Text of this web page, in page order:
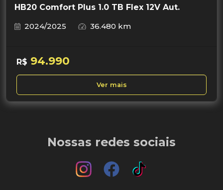
HB20 Comfort Plus 1.0 TB Flex 12V Aut.
2024/2025
36.480 km
R$ 94.990
Ver mais
Nossas redes sociais